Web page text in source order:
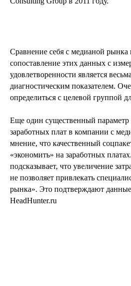
Сравнение себя с медианой рынка
сопоставление этих данных с
удовлетворенности является
диагностическим показателем.
определиться с целевой группой
Еще один существенный параметр
заработных плат в компании с
мнение, что качественный
«экономить» на заработных
подсказывает, что увеличение
не позволяет привлекать
рынка». Это подтверждают
HeadHunter.ru